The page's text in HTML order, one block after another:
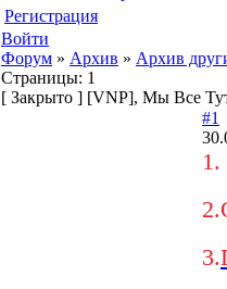
Регистрация
Войти
Форум » Архив » Архив
Страницы: 1
[ Закрыто ] [VNP], Мы Все
#1
3.